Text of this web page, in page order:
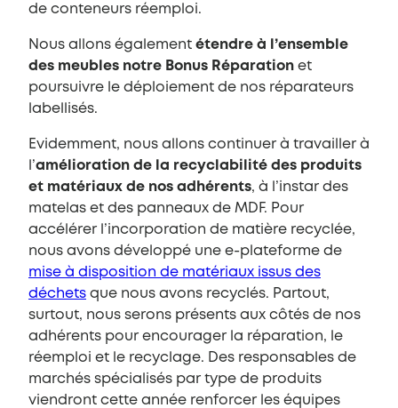
de conteneurs réemploi.
Nous allons également étendre à l’ensemble
des meubles notre Bonus Réparation et
poursuivre le déploiement de nos réparateurs
labellisés.
Evidemment, nous allons continuer à travailler à
l’amélioration de la recyclabilité des produits
et matériaux de nos adhérents, à l’instar des
matelas et des panneaux de MDF. Pour
accélérer l’incorporation de matière recyclée,
nous avons développé une e-plateforme de
mise à disposition de matériaux issus des
déchets que nous avons recyclés. Partout,
surtout, nous serons présents aux côtés de nos
adhérents pour encourager la réparation, le
réemploi et le recyclage. Des responsables de
marchés spécialisés par type de produits
viendront cette année renforcer les équipes